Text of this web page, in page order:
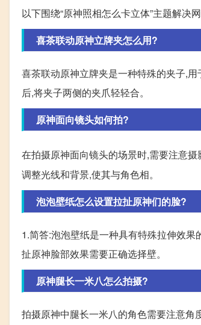
以下围绕“原神照相怎么卡立体”主题解决
喜茶联动原神立牌夹怎么用?
喜茶联动原神立牌夹是一种特殊的夹子,
后,将夹子两侧的夹爪轻轻合。
原神面向镜头如何拍?
在拍摄原神面向镜头的场景时,需要注意
调整光线和背景,使其与角色相。
泡泡壁纸怎么设置拉扯原神们的脸?
1.简答:泡泡壁纸是一种具有特殊拉伸效
扯原神脸部效果需要正确选择壁。
原神腿长一米八怎么拍摄?
拍摄原神中腿长一米八的角色需要注意